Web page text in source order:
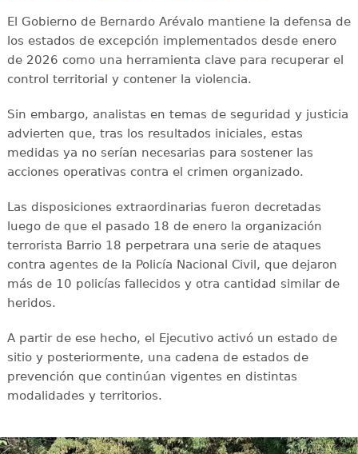
El Gobierno de Bernardo Arévalo mantiene la defensa de
los estados de excepción implementados desde enero
de 2026 como una herramienta clave para recuperar el
control territorial y contener la violencia.
Sin embargo, analistas en temas de seguridad y justicia
advierten que, tras los resultados iniciales, estas
medidas ya no serían necesarias para sostener las
acciones operativas contra el crimen organizado.
Las disposiciones extraordinarias fueron decretadas
luego de que el pasado 18 de enero la organización
terrorista Barrio 18 perpetrara una serie de ataques
contra agentes de la Policía Nacional Civil, que dejaron
más de 10 policías fallecidos y otra cantidad similar de
heridos.
A partir de ese hecho, el Ejecutivo activó un estado de
sitio y posteriormente, una cadena de estados de
prevención que continúan vigentes en distintas
modalidades y territorios.